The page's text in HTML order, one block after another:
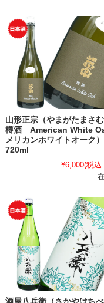
山形正宗（やまがたまさ
樽酒 American White
メリカンホワイトオーク
720ml
¥6,000(税込